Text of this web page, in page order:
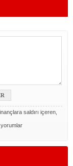
saldırı içeren,